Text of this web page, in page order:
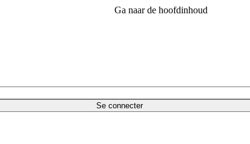
Ga naar de hoofdinhoud
Se connecter